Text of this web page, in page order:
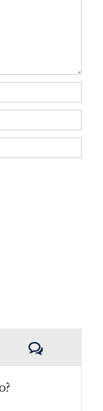
Kommenttia